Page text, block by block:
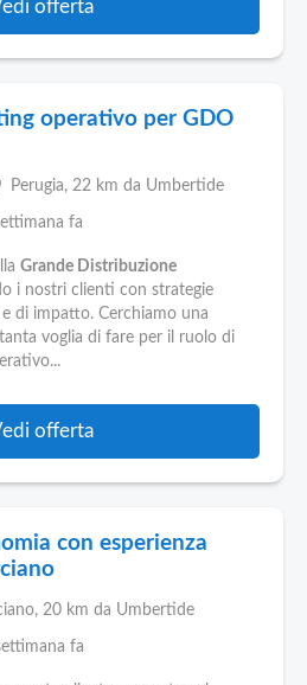
offerta
operativo per GDO
Perugia, 22 km da Umbertide
fa
Grande Distribuzione
i nostri clienti con strategie
di impatto. Cerchiamo una
voglia di fare per il ruolo di
offerta
con esperienza
, 20 km da Umbertide
fa